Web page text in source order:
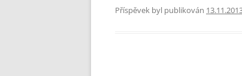
Příspěvek byl publikován